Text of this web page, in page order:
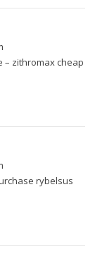
– zithromax cheap
rybelsus